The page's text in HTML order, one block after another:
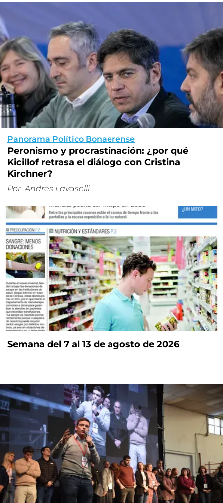
Panorama Político Bonaerense
Peronismo y procrastinación: ¿por qué
Kicillof retrasa el diálogo con Cristina
Kirchner?
Por Andrés Lavaselli
Semana del 7 al 13 de agosto de 2026